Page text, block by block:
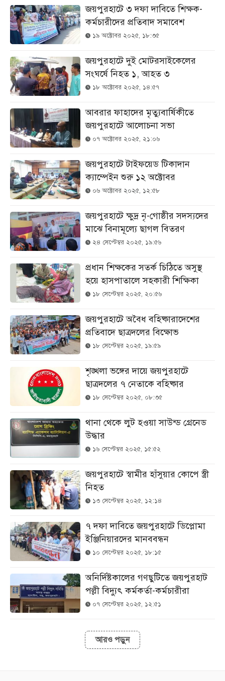
জয়পুরহাটে ৩ দফা দাবিতে শিক্ষক-
কর্মচারীদের প্রতিবাদ সমাবেশ
১৯ অক্টোবর ২০২৫, ১৮:৩৫
জয়পুরহাটে দুই মোটরসাইকেলের
সংঘর্ষে নিহত ১, আহত ৩
১৮ অক্টোবর ২০২৫, ১৪:৫৭
আবরার ফাহাদের মৃত্যুবার্ষিকীতে
জয়পুরহাটে আলোচনা সভা
০৭ অক্টোবর ২০২৫, ২১:০৬
জয়পুরহাটে টাইফয়েড টিকাদান
ক্যাম্পেইন শুরু ১২ অক্টোবর
০৬ অক্টোবর ২০২৫, ১২:৫৮
জয়পুরহাটে ক্ষুদ্র নৃ-গোষ্ঠীর সদস্যদের
মাঝে বিনামূল্যে ছাগল বিতরণ
২৪ সেপ্টেম্বর ২০২৫, ১৯:৫৬
প্রধান শিক্ষকের সতর্ক চিঠিতে অসুস্থ
হয়ে হাসপাতালে সহকারী শিক্ষিকা
১৮ সেপ্টেম্বর ২০২৫, ২০:৫৬
জয়পুরহাটে অবৈধ বহিষ্কারাদেশের
প্রতিবাদে ছাত্রদলের বিক্ষোভ
১৮ সেপ্টেম্বর ২০২৫, ১৯:৫৯
শৃঙ্খলা ভঙ্গের দায়ে জয়পুরহাটে
ছাত্রদলের ৭ নেতাকে বহিষ্কার
১৮ সেপ্টেম্বর ২০২৫, ০৮:৩৫
থানা থেকে লুট হওয়া সাউন্ড গ্রেনেড
উদ্ধার
১৬ সেপ্টেম্বর ২০২৫, ১৫:৫২
জয়পুরহাটে স্বামীর হাঁসুয়ার কোপে স্ত্রী
নিহত
১৩ সেপ্টেম্বর ২০২৫, ১২:১৪
৭ দফা দাবিতে জয়পুরহাটে ডিপ্লোমা
ইঞ্জিনিয়ারদের মানববন্ধন
১০ সেপ্টেম্বর ২০২৫, ১৮:১৫
অনির্দিষ্টকালের গণছুটিতে জয়পুরহাট
পল্লী বিদ্যুৎ কর্মকর্তা-কর্মচারীরা
০৭ সেপ্টেম্বর ২০২৫, ১২:৫১
আরও পড়ুন